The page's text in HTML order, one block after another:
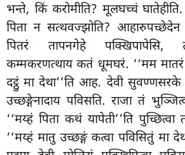
भन्ते, किं करोमीति? मूलघच्चं
पिता न सत्थवज्झोति? आहारुपच्छेदेन
पितरं तापनगेहे पक्खिपापेसि,
कम्मकरणत्थाय कतं धूमघरं. ‘‘मम
दट्ठुं मा देथा’’ति आह. देवी सुवण्णसरके
उच्छङ्गेनादाय पविसति. राजा तं
‘‘मय्हं पिता कथं यापेती’’ति पुच्छित्वा
‘‘मय्हं मातु उच्छङ्गं कत्वा पविसितुं मा